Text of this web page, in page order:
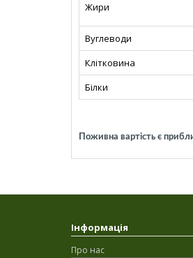
Жири
Вуглеводи
Клітковина
Білки
Поживна вартість є
Інформація
Про нас